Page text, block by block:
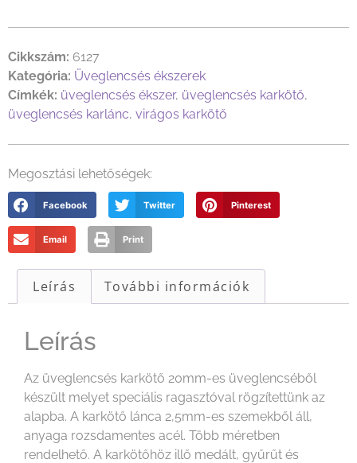
Cikkszám: 6127
Kategória: Üveglencsés ékszerek
Címkék: üveglencsés ékszer, üveglencsés karkötő,
üveglencsés karlánc, virágos karkötő
Megosztási lehetőségek:
Facebook Twitter Pinterest
Email Print
Leírás További információk
Leírás
Az üveglencsés karkötő 20mm-es üveglencséből
készült melyet speciális ragasztóval rögzítettünk az
alapba. A karkötő lánca 2,5mm-es szemekből áll,
anyaga rozsdamentes acél. Több méretben
rendelhető. A karkötőhöz illő medált, gyűrűt és